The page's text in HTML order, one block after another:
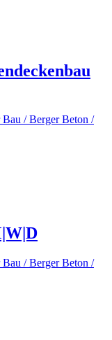
/ Berger Beton /
/ Berger Beton /